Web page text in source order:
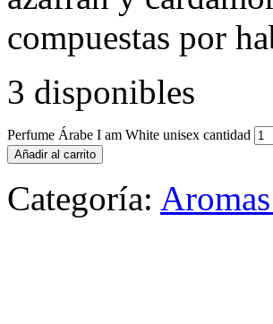
compuestas por
3 disponibles
Perfume Árabe I am White unisex cantidad
Añadir al carrito
Categoría: